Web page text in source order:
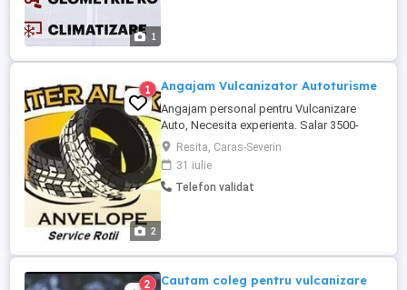
1
2
1 Angajam Vulcanizator Autoturisme
Angajam personal pentru Vulcanizare
Auto, Necesita experienta. Salar 3500-
5000ron (cash) pentru mai multe informatii
.
Resita, Caras-Severin
31 iulie
Telefon validat
2
Cautam coleg pentru vulcanizare